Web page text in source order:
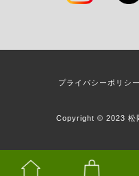
プライバシーポリシー
Copyright © 2023 松